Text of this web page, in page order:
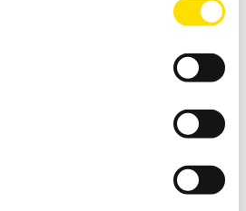
av andra spänningar än